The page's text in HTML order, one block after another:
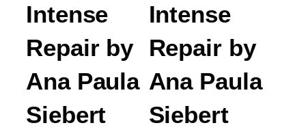
Intense
Repair by
Ana Paula
Siebert
Intense
Repair by
Ana Paula
Siebert